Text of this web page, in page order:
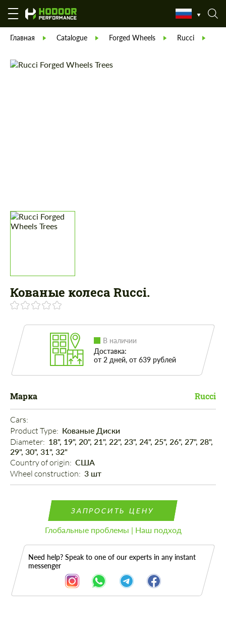
Главная Catalogue Forged Wheels Rucci
Кованые колеса Rucci.
В наличии
Доставка:
от 2 дней, от 639 рублей
Марка Rucci
Cars:
Product Type: Кованые Диски
Diameter: 18", 19", 20", 21", 22", 23", 24", 25", 26", 27", 28",
29", 30", 31", 32"
Country of origin: США
Wheel construction: 3 шт
ЗАПРОСИТЬ ЦЕНУ
Глобальные проблемы | Наш подход
Need help? Speak to one of our experts in any instant
messenger